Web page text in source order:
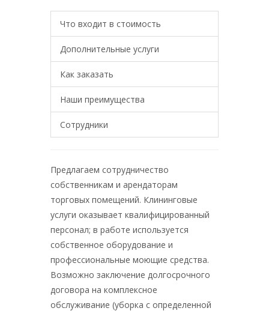
Что входит в стоимость
Дополнительные услуги
Как заказать
Наши преимущества
Сотрудники
Предлагаем сотрудничество
собственникам и арендаторам
торговых помещений. Клининговые
услуги оказывает квалифицированный
персонал; в работе используется
собственное оборудование и
профессиональные моющие средства.
Возможно заключение долгосрочного
договора на комплексное
обслуживание (уборка с определенной